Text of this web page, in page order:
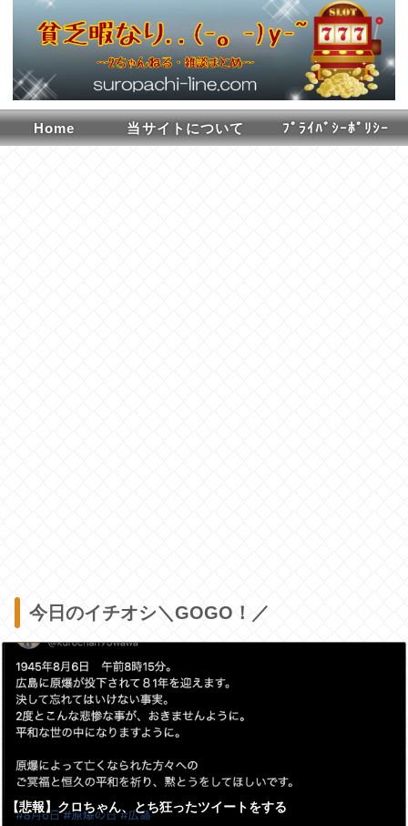
Home 当サイトについて ﾌﾟﾗｲﾊﾞｼｰﾎﾟﾘｼｰ
今日のイチオシ＼GOGO！／
【悲報】クロちゃん、とち狂ったツイートをする